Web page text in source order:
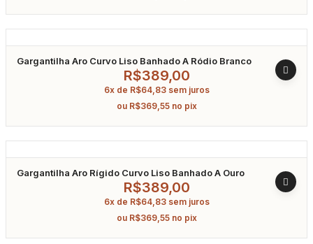
Gargantilha Aro Curvo Liso Banhado A Ródio Branco
R$389,00
6x de R$64,83 sem juros
ou R$369,55 no pix
Gargantilha Aro Rígido Curvo Liso Banhado A Ouro
R$389,00
6x de R$64,83 sem juros
ou R$369,55 no pix